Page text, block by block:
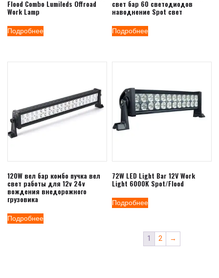
Flood Combo Lumileds Offroad
Work Lamp
Подробнее
свет бар 60 светодиодов
наводнение Spot свет
Подробнее
120W вел бар комбо пучка вел
свет работы для 12v 24v
вождения внедорожного
грузовика
Подробнее
72W LED Light Bar 12V Work
Light 6000K Spot/Flood
Подробнее
1 2 →